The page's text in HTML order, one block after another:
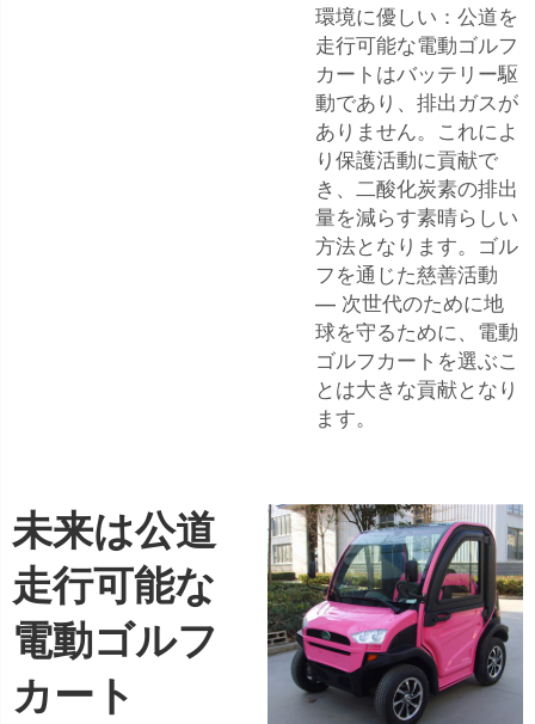
環境に優しい：公道を
走行可能な電動ゴルフ
カートはバッテリー駆
動であり、排出ガスが
ありません。これによ
り保護活動に貢献で
き、二酸化炭素の排出
量を減らす素晴らしい
方法となります。ゴル
フを通じた慈善活動
— 次世代のために地
球を守るために、電動
ゴルフカートを選ぶこ
とは大きな貢献となり
ます。
未来は公道
走行可能な
電動ゴルフ
カート